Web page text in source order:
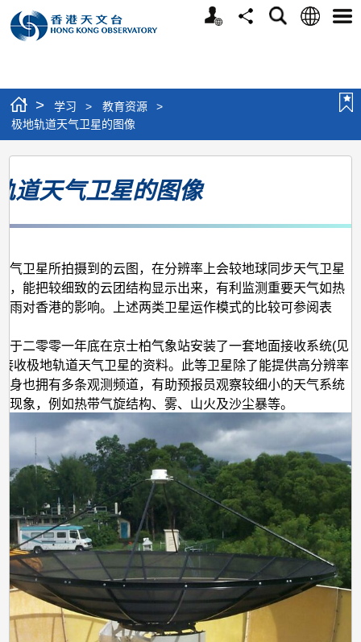
个
分
搜
语
选
> 学习 > 教育资源
>
极地轨道天气卫星的图像
极
地
天
气
卫
星
的
图
像
道天气卫星的图像
气卫星所拍摄到的云图，在分辨率上会较地球同步天气卫星
，能把较细致的云团结构显示出来，有利监测重要天气如热
雨对香港的影响。上述两类卫星运作模式的比较可参阅表
于二零零一年底在京士柏气象站安装了一套地面接收系统(见
收极地轨道天气卫星的资料。此等卫星除了能提供高分辨率
身也拥有多条观测频道，有助预报员观察较细小的天气系统
现象，例如热带气旋结构、雾、山火及沙尘暴等。